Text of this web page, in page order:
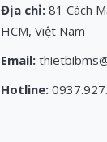
Địa chỉ: 81 Cách
HCM, Việt Nam
Email:
Hotline: